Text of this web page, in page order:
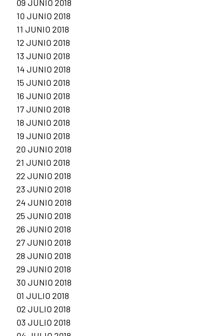
09 JUNIO 2018
10 JUNIO 2018
11 JUNIO 2018
12 JUNIO 2018
13 JUNIO 2018
14 JUNIO 2018
15 JUNIO 2018
16 JUNIO 2018
17 JUNIO 2018
18 JUNIO 2018
19 JUNIO 2018
20 JUNIO 2018
21 JUNIO 2018
22 JUNIO 2018
23 JUNIO 2018
24 JUNIO 2018
25 JUNIO 2018
26 JUNIO 2018
27 JUNIO 2018
28 JUNIO 2018
29 JUNIO 2018
30 JUNIO 2018
01 JULIO 2018
02 JULIO 2018
03 JULIO 2018